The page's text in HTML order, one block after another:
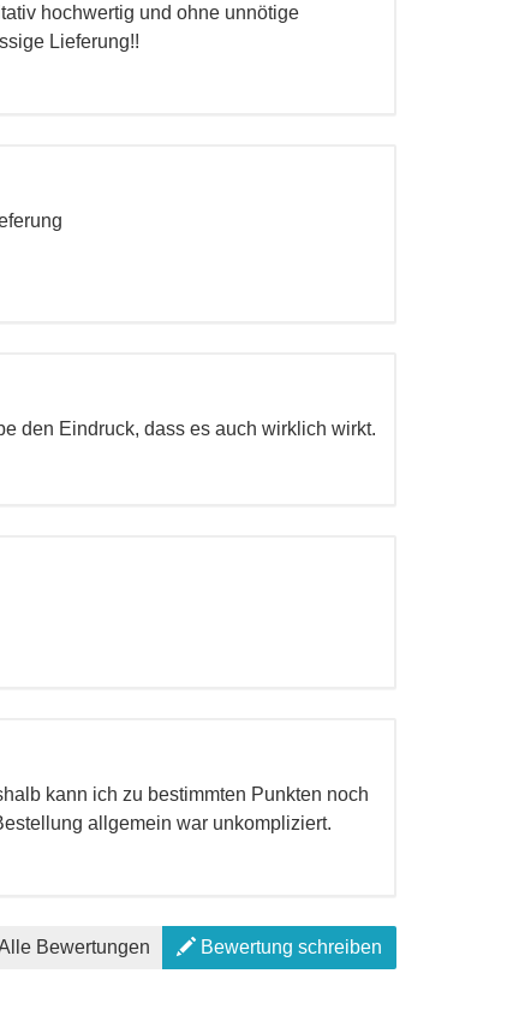
hochwertig und ohne unnötige
Lieferung!!
den Eindruck, dass es auch wirklich wirkt.
kann ich zu bestimmten Punkten noch
allgemein war unkompliziert.
Bewertungen Bewertung schreiben